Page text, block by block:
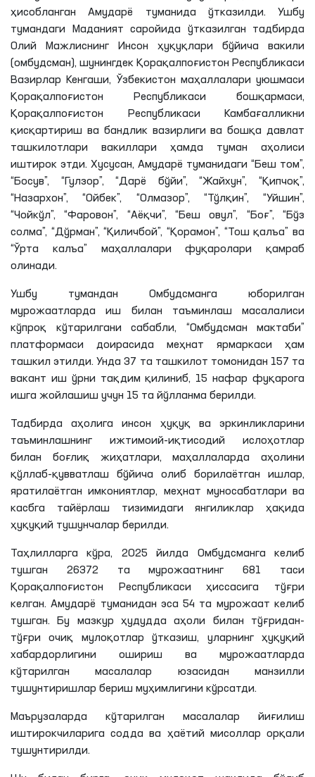
ҳисобланган Амударё туманида ўтказилди. Ушбу
тумандаги Маданият саройида ўтказилган тадбирда
Олий Мажлиснинг Инсон ҳуқуқлари бўйича вакили
(омбудсман), шунингдек Қорақалпоғистон Республикаси
Вазирлар Кенгаши, Ўзбекистон маҳаллалари уюшмаси
Қорақалпоғистон Республикаси бошқармаси,
Қорақалпоғистон Республикаси Камбағалликни
қисқартириш ва бандлик вазирлиги ва бошқа давлат
иштирок этди. Хусусан, Амударё туманидаги “Беш том”,
“Босув”, “Гулзор”, “Дарё бўйи”, “Жайхун”, “Қипчоқ”,
“Назархон”, “Ойбек”, “Олмазор”, “Тўлқин”, “Уйшин”,
“Чойкўл”, “Фаровон”, “Аёқчи”, “Беш овул”, “Боғ”, “Бўз
солма”, “Дўрман”, “Қиличбой”, “Қорамон”, “Тош қалъа” ва
“Ўрта калъа” маҳаллалари фуқаролари қамраб
Ушбу тумандан Омбудсманга юборилган
мурожаатларда иш билан таъминлаш масалалиси
кўпроқ кўтарилгани сабабли, “Омбудсман мактаби”
платформаси доирасида меҳнат ярмаркаси ҳам
ташкил этилди. Унда 37 та ташкилот томонидан 157 та
вакант иш ўрни тақдим қилиниб, 15 нафар фуқарога
ишга жойлашиш учун 15 та йўлланма берилди.
Тадбирда аҳолига инсон ҳуқуқ ва эркинликларини
таъминлашнинг ижтимоий-иқтисодий ислоҳотлар
билан боғлиқ жиҳатлари, маҳаллаларда аҳолини
қўллаб-қувватлаш бўйича олиб борилаётган ишлар,
яратилаётган имкониятлар, меҳнат муносабатлари ва
касбга тайёрлаш тизимидаги янгиликлар ҳақида
ҳуқуқий тушунчалар берилди.
Таҳлилларга кўра, 2025 йилда Омбудсманга келиб
тушган 26372 та мурожаатнинг 681 таси
Қорақалпоғистон Республикаси ҳиссасига тўғри
келган. Амударё туманидан эса 54 та мурожаат келиб
тушган. Бу мазкур ҳудудда аҳоли билан тўғридан-
тўғри очиқ мулоқотлар ўтказиш, уларнинг ҳуқуқий
хабардорлигини ошириш ва мурожаатларда
кўтарилган масалалар юзасидан манзилли
тушунтиришлар бериш муҳимлигини кўрсатди.
Маърузаларда кўтарилган масалалар йиғилиш
иштирокчиларига содда ва ҳаётий мисоллар орқали
Шу билан бирга, очиқ мулоқот шаклида бўлиб